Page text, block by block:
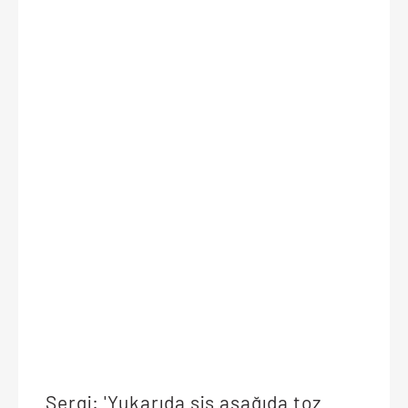
Sergi: 'Yukarıda sis aşağıda toz